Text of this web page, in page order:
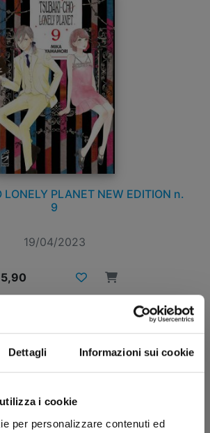
Dettagli Informazioni sui cookie
i cookie
per personalizzare contenuti ed
PLANET NEW EDITION n.
9
19/04/2023